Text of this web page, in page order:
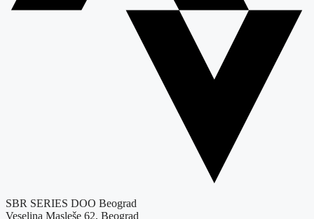
SBR SERIES DOO Beograd
Veselina Masleše 62, Beograd